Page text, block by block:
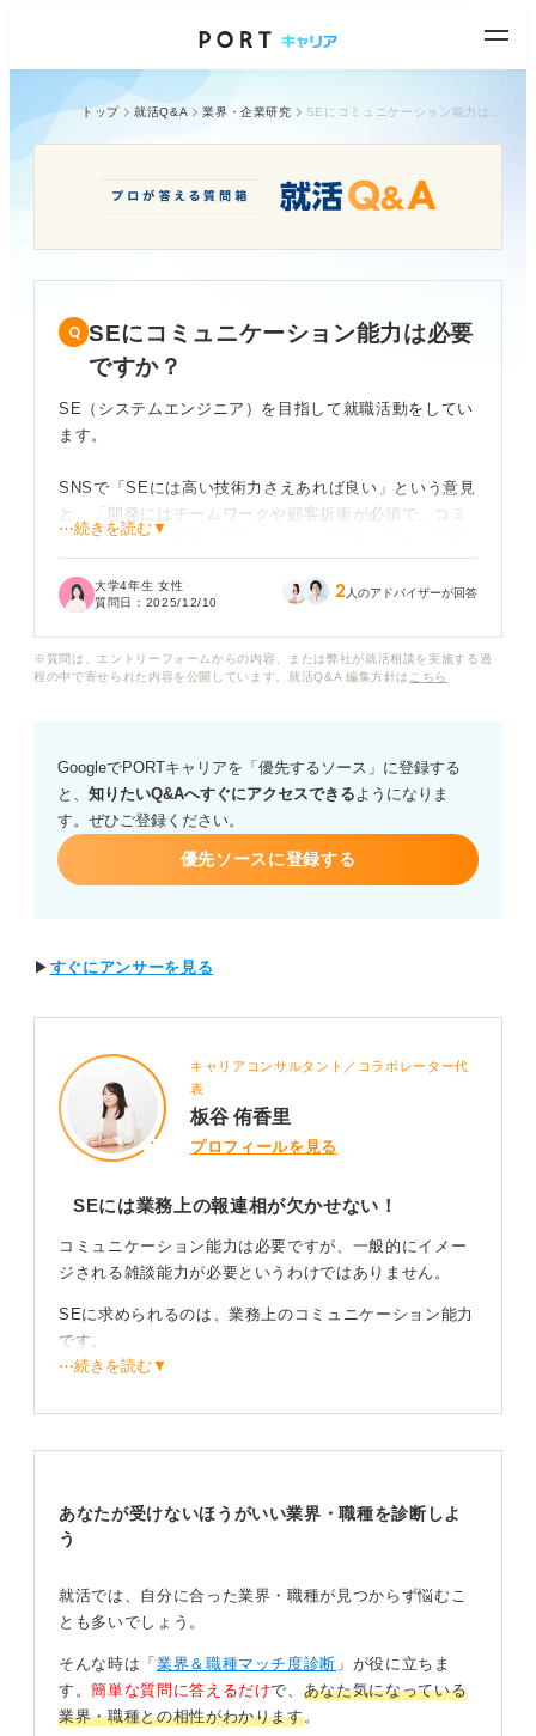
トップ 就活Q&A 業界・企業研究
SEにコミュニケーション能力は必要
ですか？
SE（システムエンジニア）を目指して就職活動をしてい
ます。
SNSで「SEには高い技術力さえあれば良い」という意見
と、「開発にはチームワークや顧客折衝が必須で、コミ
ュニケーション能力が必須だ」という意見を見て、正直
あります。SEの仕事の具体的な内容として、顧客やチー
特に、コミュニケーションが苦手な人が、入社までにど
んな準備をしておけば良いか、入社後どのようにコミュ
ニケーション能力を磨いていけば良いかについて、具体
的なアドバイスをいただきたいです。
⋯続きを読む▼
大学4年生 女性
質問日： 2025/12/10 2 人のアドバイザーが回答
※質問は、エントリーフォームからの内容、または弊社が就活相談を実施する過
程の中で寄せられた内容を公開しています。就活Q&A 編集方針は こちら
GoogleでPORTキャリアを「優先するソース」に登録する
と、 知りたいQ&Aへすぐにアクセスできるようになりま
す。ぜひご登録ください。
優先ソースに登録する
▶ すぐにアンサーを見る
キャリアコンサルタント／コラボレーター代
表
板谷 侑香里
プロフィールを見る
SEには業務上の報連相が欠かせない！
コミュニケーション能力は必要ですが、一般的にイメー
ジされる雑談能力が必要というわけではありません。
SEに求められるのは、業務上のコミュニケーション能力
です。
質問できるかどうかも重要です。相談時はどこまで調べ
たうえで質問しているかを明確にしましょう。
業へ派遣されることもあります。その場合は、多少フラ
ンクなコミュニケーション能力が必要です。
しかし、在宅ワークが中心なら、チャットでの報連相が
きちんとできれば、雑談が苦手でも問題ありません。
⋯続きを読む▼
あなたが受けないほうがいい業界・職種を診断しよ
う
就活では、自分に合った業界・職種が見つからず悩むこ
とも多いでしょう。
そんな時は「 業界＆職種マッチ度診断 」が役に立ちま
す。簡単な質問に答えるだけで、 あなた気になっている
業界・職種との相性がわかります。